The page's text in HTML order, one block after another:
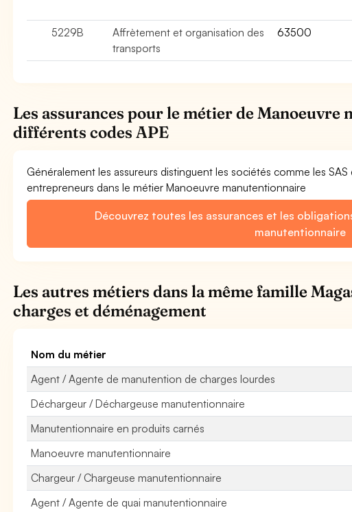
5229B
Affrètement et organisation des
transports
63500
Les assurances pour le métier de
différents codes APE
Généralement les assureurs distinguent les sociétés comme les
entrepreneurs dans le métier Manoeuvre manutentionnaire
Découvrez toutes les assurances et les
manutentionnaire
Les autres métiers dans la même famille
charges et déménagement
Nom du métier
Agent / Agente de manutention de charges lourdes
Déchargeur / Déchargeuse manutentionnaire
Manutentionnaire en produits carnés
Manoeuvre manutentionnaire
Chargeur / Chargeuse manutentionnaire
Agent / Agente de quai manutentionnaire